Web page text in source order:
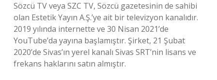
Sözcü TV veya SZC TV, Sözcü gazetesinin de sahibi
olan Estetik Yayın A.Ş.’ye ait bir televizyon kanalıdır.
2019 yılında internette ve 30 Nisan 2021’de
YouTube’da yayına başlamıştır. Şirket, 21 Şubat
2020’de Sivas’ın yerel kanalı Sivas SRT’nin lisans ve
frekans haklarını satın almıştır.